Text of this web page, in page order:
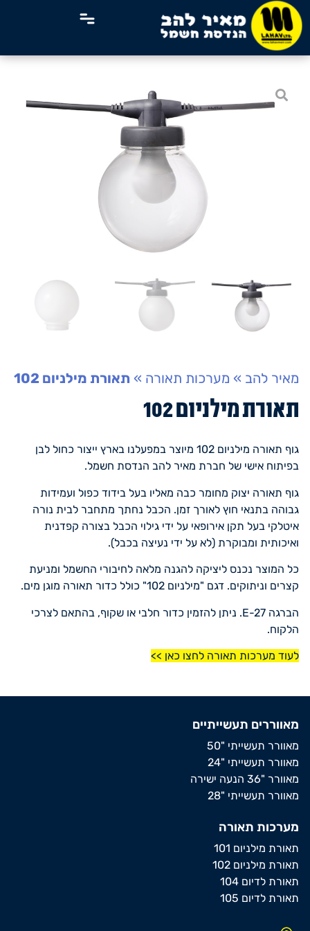
מאיר להב » מערכות תאורה » תאורת מילניום 102
תאורת מילניום 102
גוף תאורה מילניום 102 מיוצר במפעלנו בארץ ייצור כחול לבן
בפיתוח אישי של חברת מאיר להב הנדסת חשמל.
גוף תאורה יצוק מחומר כבה מאליו בעל בידוד כפול ועמידות
גבוהה בתנאי חוץ לאורך זמן. הכבל נחתך מתחבר לבית נורה
איטלקי בעל תקן אירופאי על ידי גילוי הכבל בצורה קפדנית
ואיכותית ומבוקרת (לא על ידי נעיצה בכבל).
כל המוצר נכנס ליציקה להגנה מלאה לחיבורי החשמל ומניעת
קצרים וניתוקים. דגם "מילניום 102" כולל כדור תאורה מוגן מים.
הברגה E-27. ניתן להזמין כדור חלבי או שקוף, בהתאם לצרכי
הלקוח.
לעוד מערכות תאורה לחצו כאן >>
מאווררים תעשייתיים
מאוורר תעשייתי "50
מאוורר תעשייתי "24
מאוורר "36 הנעה ישירה
מאוורר תעשייתי "28
מערכות תאורה
תאורת מילניום 101
תאורת מילניום 102
תאורת לדיום 104
תאורת לדיום 105